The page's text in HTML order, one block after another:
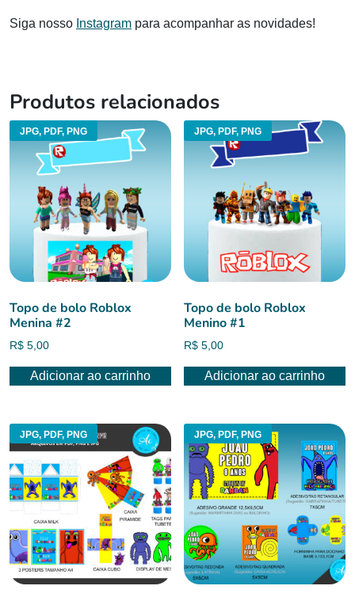
Siga nosso Instagram para acompanhar as novidades!
Produtos relacionados
JPG, PDF, PNG
Topo de bolo Roblox
Menina #2
R$ 5,00
Adicionar ao carrinho
JPG, PDF, PNG
Topo de bolo Roblox
Menino #1
R$ 5,00
Adicionar ao carrinho
JPG, PDF, PNG JPG, PDF, PNG